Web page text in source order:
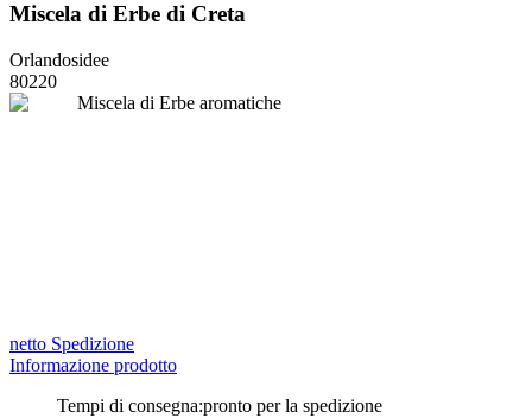
Miscela di Erbe di Creta
Orlandosidee
80220
netto Spedizione
Informazione prodotto
Tempi di consegna:pronto per la spedizione